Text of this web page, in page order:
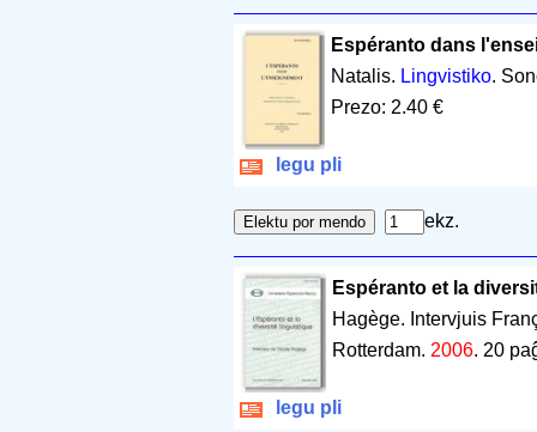
Espéranto dans
Natalis. Lingvistiko.
Prezo: 2.40 €
legu pli
ekz.
Espéranto et la
Hagège. Intervjuis
Rotterdam. 2006. 20
legu pli